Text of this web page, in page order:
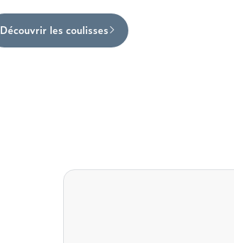
Découvrir les coulisses